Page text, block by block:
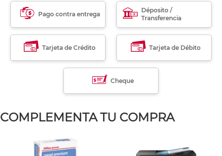
Pago contra entrega
Déposito /
Transferencia
Tarjeta de Crédito Tarjeta de Débito
Cheque
COMPLEMENTA TU COMPRA